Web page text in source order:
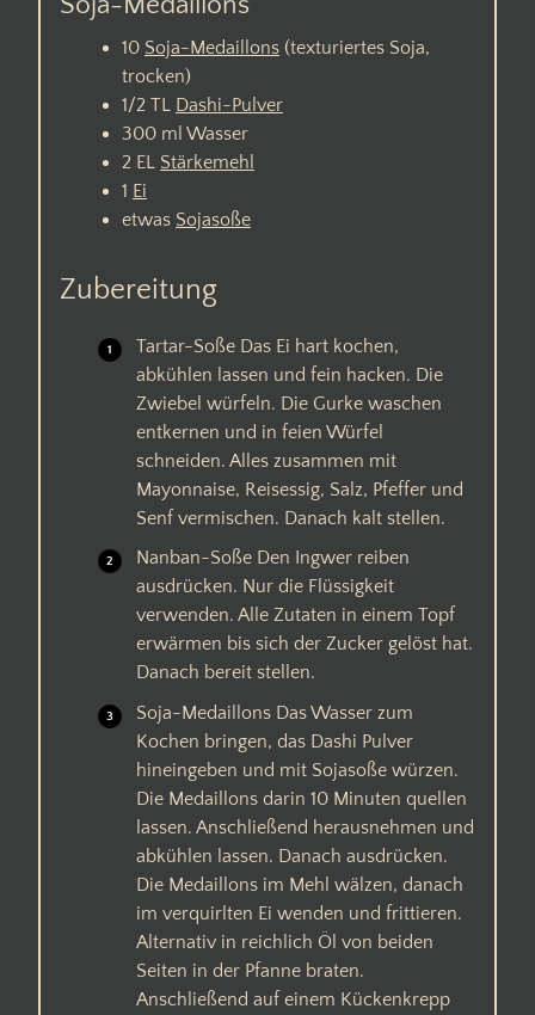
10 Soja-Medaillons (texturiertes Soja,
trocken)
1/2 TL Dashi-Pulver
300 ml Wasser
2 EL Stärkemehl
1 Ei
etwas Sojasoße
Zubereitung
Tartar-Soße Das Ei hart kochen,
abkühlen lassen und fein hacken. Die
Zwiebel würfeln. Die Gurke waschen
entkernen und in feien Würfel
schneiden. Alles zusammen mit
Mayonnaise, Reisessig, Salz, Pfeffer und
Senf vermischen. Danach kalt stellen.
Nanban-Soße Den Ingwer reiben
ausdrücken. Nur die Flüssigkeit
verwenden. Alle Zutaten in einem Topf
erwärmen bis sich der Zucker gelöst hat.
Danach bereit stellen.
Soja-Medaillons Das Wasser zum
Kochen bringen, das Dashi Pulver
hineingeben und mit Sojasoße würzen.
Die Medaillons darin 10 Minuten quellen
lassen. Anschließend herausnehmen und
abkühlen lassen. Danach ausdrücken.
Die Medaillons im Mehl wälzen, danach
im verquirlten Ei wenden und frittieren.
Alternativ in reichlich Öl von beiden
Seiten in der Pfanne braten.
Anschließend auf einem Kückenkrepp